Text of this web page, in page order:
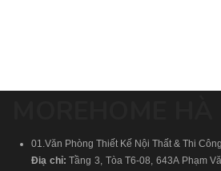
01.Văn Phòng Thiết Kế Nội Thất & Thi
Điạ chỉ: Tầng 3, Tòa T6-08, 643A Phạm